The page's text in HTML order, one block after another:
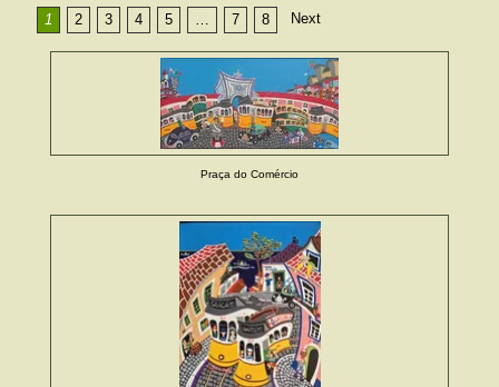
1 2 3 4 5 … 7 8 Next
Praça do Comércio